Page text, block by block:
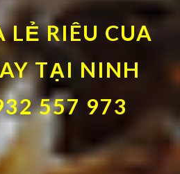
LẺ RIÊU CUA
TẠI NINH
557 973